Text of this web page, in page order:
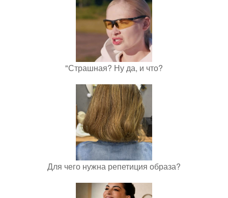
"Страшная? Ну да, и что?
Для чего нужна репетиция образа?